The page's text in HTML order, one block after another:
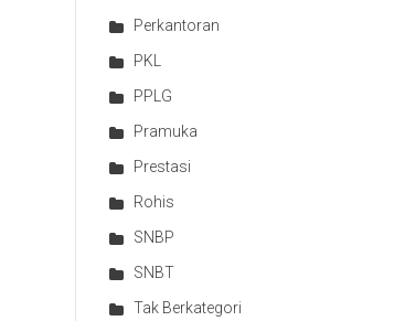
Perkantoran
PKL
PPLG
Pramuka
Prestasi
Rohis
SNBP
SNBT
Tak Berkategori